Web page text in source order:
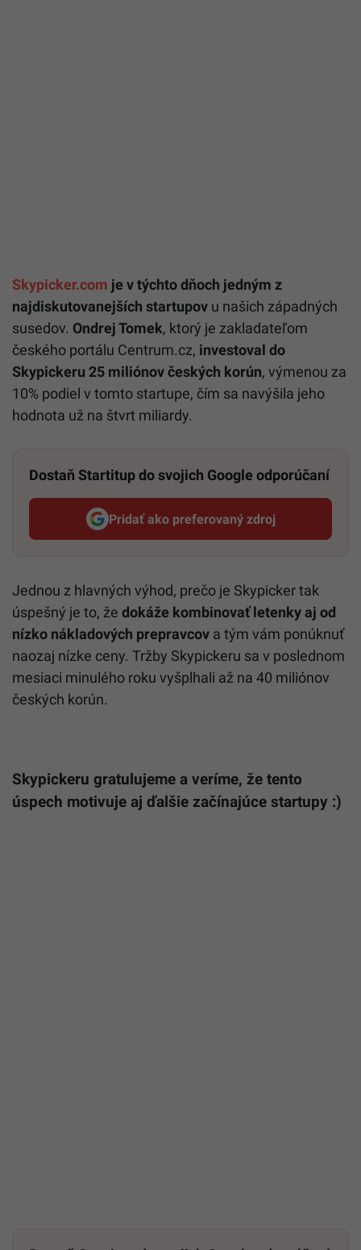
Skypicker.com je v týchto dňoch jedným z
najdiskutovanejších startupov u našich západných
susedov. Ondrej Tomek, ktorý je zakladateľom
českého portálu Centrum.cz, investoval do
Skypickeru 25 miliónov českých korún, výmenou za
10% podiel v tomto startupe, čím sa navýšila jeho
hodnota už na štvrt miliardy.
Dostaň Startitup do svojich Google odporúčaní
Pridať ako preferovaný zdroj
Startitup, odkaz sa otvorí v
Jednou z hlavných výhod, prečo je Skypicker tak
úspešný je to, že dokáže kombinovať letenky aj od
nízko nákladových prepravcov a tým vám ponúknuť
naozaj nízke ceny. Tržby Skypickeru sa v poslednom
mesiaci minulého roku vyšplhali až na 40 miliónov
českých korún.
Skypickeru gratulujeme a veríme, že tento
úspech motivuje aj ďalšie začínajúce startupy :)